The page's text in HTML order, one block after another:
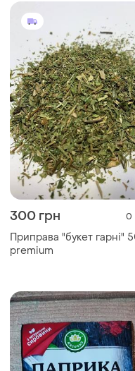
300 грн 0
Приправа "букет гарні"
premium